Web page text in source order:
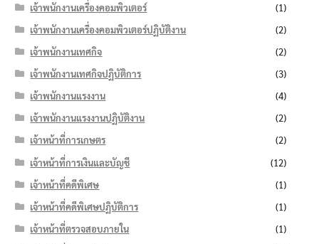
เจ้าพนักงานเครื่องคอมพิวเตอร์
(1)
เจ้าพนักงานเครื่องคอมพิวเตอร์ปฏิบัติงาน
(2)
เจ้าพนักงานเทศกิจ
(2)
เจ้าพนักงานเทศกิจปฏิบัติการ
(3)
เจ้าพนักงานแรงงาน
(4)
เจ้าพนักงานแรงงานปฏิบัติงาน
(2)
เจ้าหน้าที่การเกษตร
(2)
เจ้าหน้าที่การเงินและบัญชี
(12)
เจ้าหน้าที่คดีพิเศษ
(1)
เจ้าหน้าที่คดีพิเศษปฏิบัติการ
(1)
เจ้าหน้าที่ตรวจสอบภายใน
(1)